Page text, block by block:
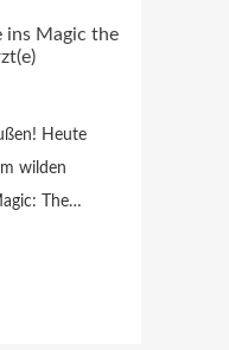
ins Magic the
Heute
wilden
The…